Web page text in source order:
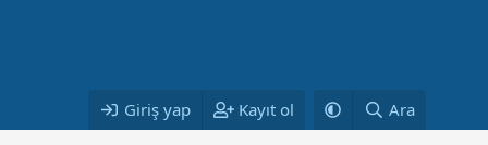
Giriş yap Kayıt ol Ara